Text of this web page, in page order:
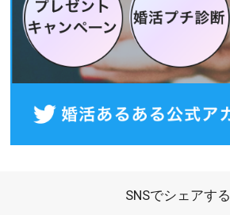
SNSでシェアする